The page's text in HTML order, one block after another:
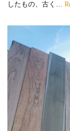
したもの、古く…